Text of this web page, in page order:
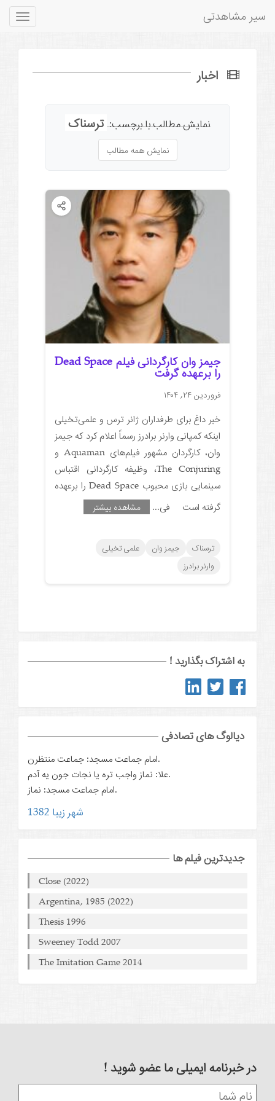
سیر مشاهدتی
اخبار
نمایش مطالب با برچسب: ترسناک
نمایش همه مطالب
جیمز وان کارگردانی فیلم Dead Space
را برعهده گرفت
فروردین ۲۴, ۱۴۰۴
خبر داغ برای طرفداران ژانر ترس و علمی‌تخیلی
اینکه کمپانی وارنر برادرز رسماً اعلام کرد که جیمز
وان، کارگردان مشهور فیلم‌های Aquaman و
The Conjuring، وظیفه کارگردانی اقتباس
سینمایی بازی محبوب Dead Space را برعهده
گرفته است فی... مشاهده بیشتر
ترسناک جیمز وان
علمی تخیلی
وارنر برادرز
به اشتراک بگذارید !
دیالوگ های تصادفی
امام جماعت مسجد: جماعت منتظرن.
علا: نماز واجب تره یا نجات جون یه آدم.
امام جماعت مسجد: نماز.
شهر زیبا 1382
جدیدترین فیلم ها
Close (2022)
Argentina, 1985 (2022)
Thesis 1996
Sweeney Todd 2007
The Imitation Game 2014
در خبرنامه ایمیلی ما عضو شوید !